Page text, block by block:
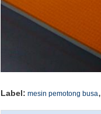
Label: mesin pemotong busa,